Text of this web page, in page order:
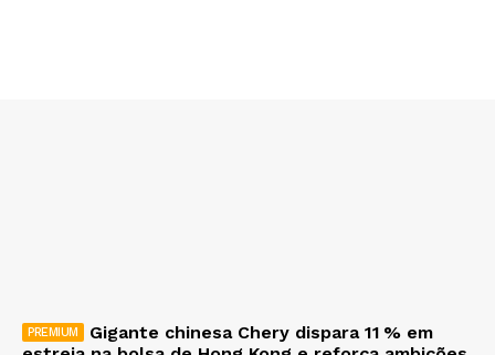
Gigante chinesa Chery dispara 11 % em